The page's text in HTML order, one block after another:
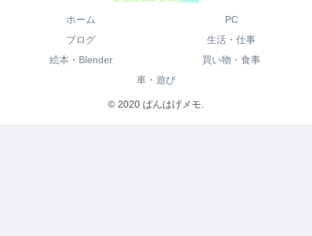
ホーム
PC
ブログ
生活・仕事
絵本・Blender
買い物・食事
車・遊び
© 2020 ぱんはげメモ.